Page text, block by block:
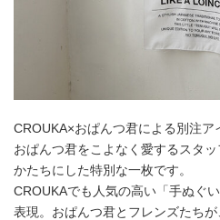
CROUKA×おぱんつ君による別注ア
おぱんつ君をこよなく愛するスタ
かたちにした特別な一枚です。
CROUKAでも人気の高い「手ぬぐ
表現。おぱんつ君とフレンズたち